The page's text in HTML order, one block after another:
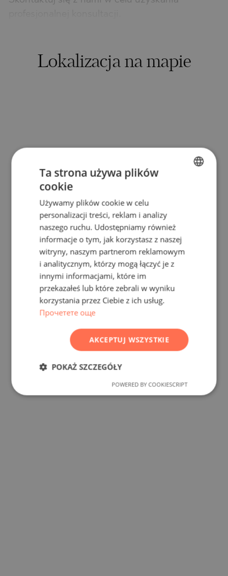
Lokalizacja na mapie
RUSSIAN
GERMAN
FRENCH
ROMANIAN
Ta strona używa plików
cookie
Używamy plików cookie w celu
personalizacji treści, reklam i analizy
naszego ruchu. Udostępniamy również
informacje o tym, jak korzystasz z naszej
witryny, naszym partnerom reklamowym
i analitycznym, którzy mogą łączyć je z
innymi informacjami, które im
przekazałeś lub które zebrali w wyniku
korzystania przez Ciebie z ich usług.
Прочетете още
AKCEPTUJ WSZYSTKIE
POKAŻ SZCZEGÓŁY
POWERED BY COOKIESCRIPT